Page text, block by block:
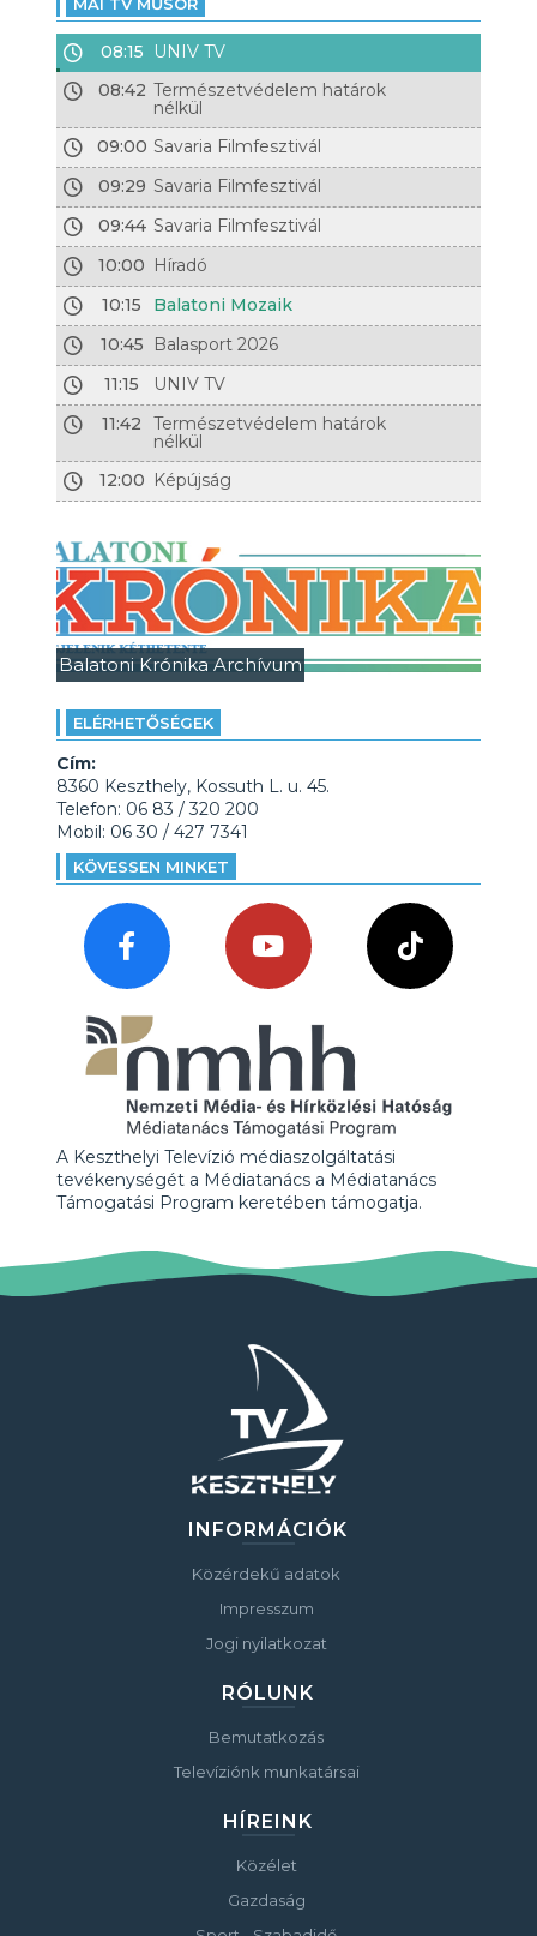
08:15
UNIV TV
08:42 Természetvédelem határok
nélkül
09:00 Savaria Filmfesztivál
09:29 Savaria Filmfesztivál
09:44 Savaria Filmfesztivál
10:00 Híradó
10:15
Balatoni Mozaik
10:45
Balasport 2026
11:15
UNIV TV
11:42
Természetvédelem határok
nélkül
12:00 Képújság
Balatoni Krónika Archívum
ELÉRHETŐSÉGEK
Cím:
8360 Keszthely, Kossuth L. u. 45.
Telefon: 06 83 / 320 200
Mobil: 06 30 / 427 7341
KÖVESSEN MINKET
A Keszthelyi Televízió médiaszolgáltatási
tevékenységét a Médiatanács a Médiatanács
Támogatási Program keretében támogatja.
INFORMÁCIÓK
Közérdekű adatok
Impresszum
Jogi nyilatkozat
RÓLUNK
Bemutatkozás
Televíziónk munkatársai
HÍREINK
Közélet
Gazdaság